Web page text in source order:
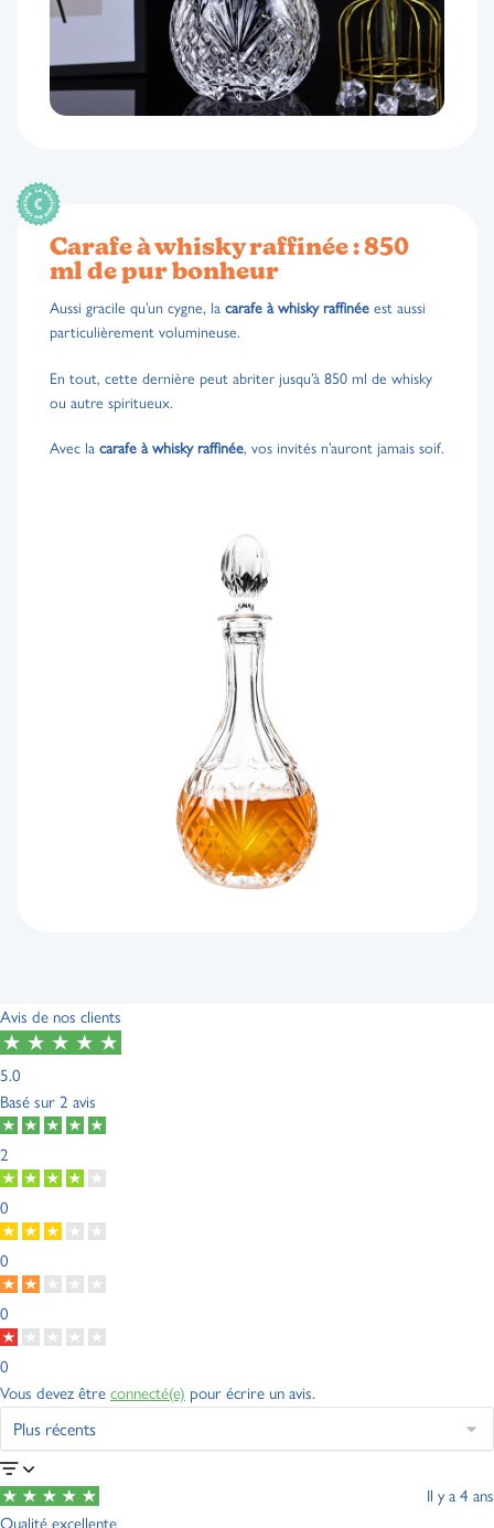
Carafe à whisky raffinée : 850
ml de pur bonheur
Aussi gracile qu’un cygne, la carafe à whisky raffinée est aussi
particulièrement volumineuse.
En tout, cette dernière peut abriter jusqu’à 850 ml de whisky
ou autre spiritueux.
Avec la carafe à whisky raffinée, vos invités n’auront jamais soif.
Avis de nos clients
5.0
Basé sur 2 avis
2
0
0
0
0
Vous devez être connecté(e) pour écrire un avis.
Il y a 4 ans